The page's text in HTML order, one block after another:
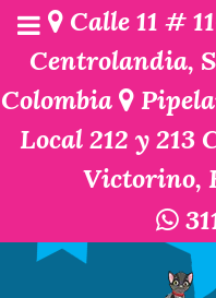
Calle 11 #
Centrolandia,
Colombia
Local 212 y 213
Victorino,